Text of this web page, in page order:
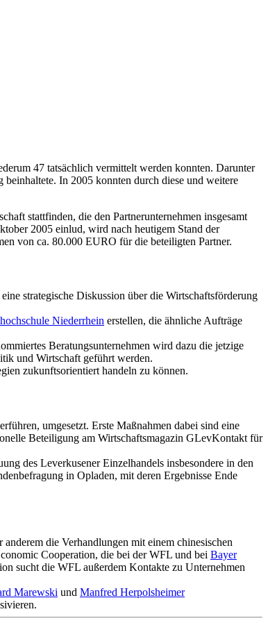
47 tatsächlich vermittelt werden konnten. Darunter
In 2005 konnten durch diese und weitere
stattfinden, die den Partnerunternehmen insgesamt
2005 einlud, wird nach heutigem Stand der
von ca. 80.000 EURO für die beteiligten Partner.
strategische Diskussion über die Wirtschaftsförderung
Niederrhein erstellen, die ähnliche Aufträge
Beratungsunternehmen wird dazu die jetzige
und Wirtschaft geführt werden.
zukunftsorientiert handeln zu können.
umgesetzt. Erste Maßnahmen dabei sind eine
Beteiligung am Wirtschaftsmagazin GLevKontakt für
des Leverkusener Einzelhandels insbesondere in den
in Opladen, mit deren Ergebnisse Ende
die Verhandlungen mit einem chinesischen
Cooperation, die bei der WFL und bei Bayer
sucht die WFL außerdem Kontakte zu Unternehmen
Marewski und Manfred Herpolsheimer